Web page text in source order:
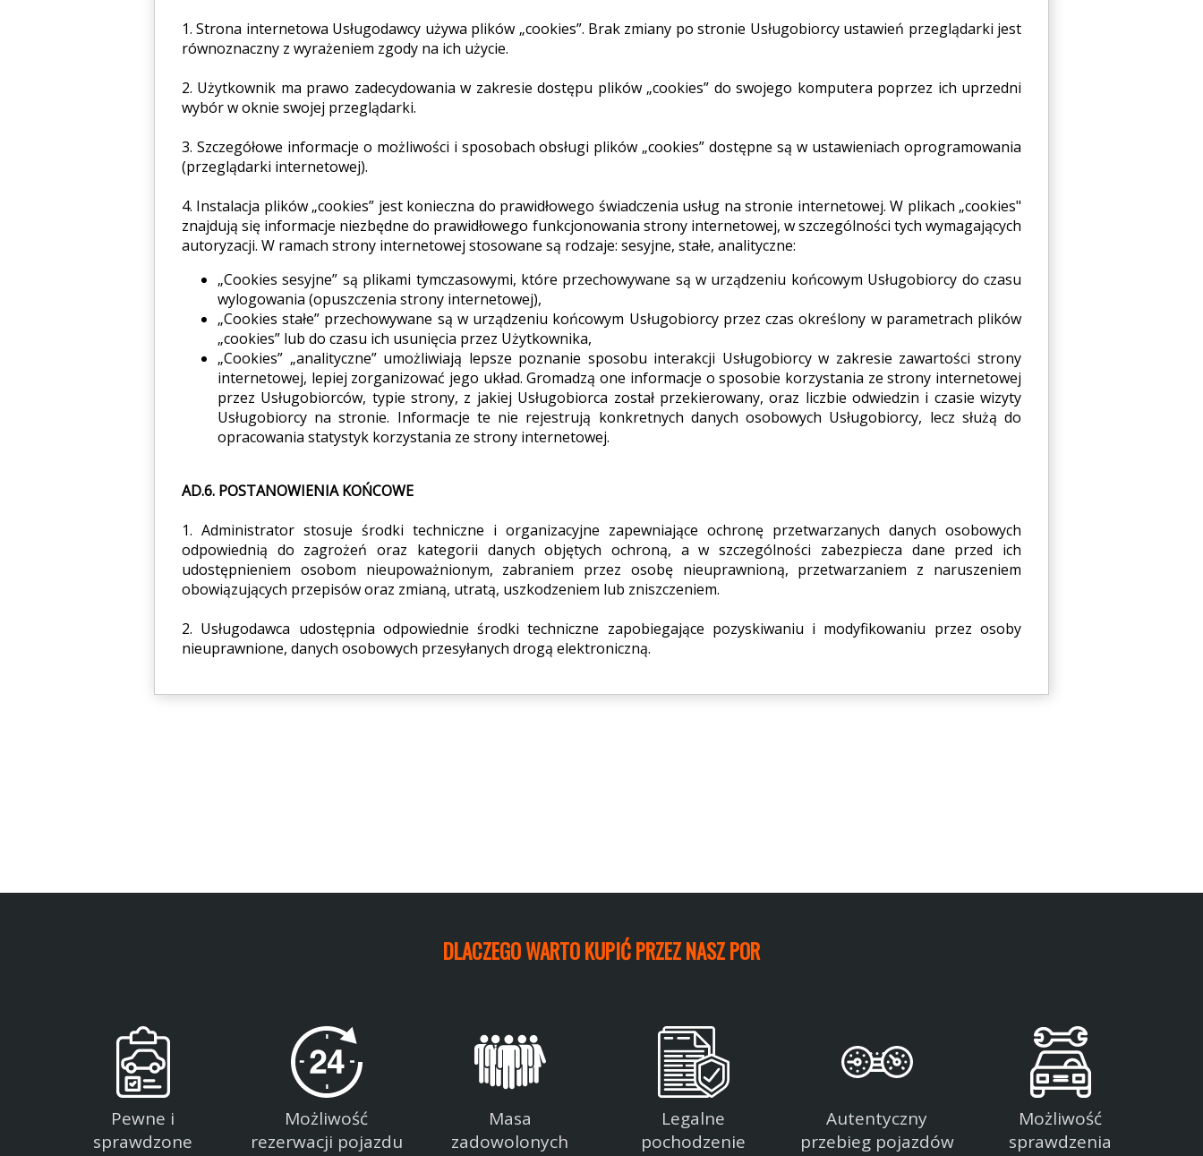
1. Strona internetowa Usługodawcy używa plików „cookies”. Brak zmiany po stronie Usługobiorcy ustawień przeglądarki jest
równoznaczny z wyrażeniem zgody na ich użycie.
2. Użytkownik ma prawo zadecydowania w zakresie dostępu plików „cookies” do swojego komputera poprzez ich uprzedni
wybór w oknie swojej przeglądarki.
3. Szczegółowe informacje o możliwości i sposobach obsługi plików „cookies” dostępne są w ustawieniach oprogramowania
(przeglądarki internetowej).
4. Instalacja plików „cookies” jest konieczna do prawidłowego świadczenia usług na stronie internetowej. W plikach „cookies"
znajdują się informacje niezbędne do prawidłowego funkcjonowania strony internetowej, w szczególności tych wymagających
autoryzacji. W ramach strony internetowej stosowane są rodzaje: sesyjne, stałe, analityczne:
„Cookies sesyjne” są plikami tymczasowymi, które przechowywane są w urządzeniu końcowym Usługobiorcy do czasu
wylogowania (opuszczenia strony internetowej),
„Cookies stałe” przechowywane są w urządzeniu końcowym Usługobiorcy przez czas określony w parametrach plików
„cookies” lub do czasu ich usunięcia przez Użytkownika,
„Cookies” „analityczne” umożliwiają lepsze poznanie sposobu interakcji Usługobiorcy w zakresie zawartości strony
internetowej, lepiej zorganizować jego układ. Gromadzą one informacje o sposobie korzystania ze strony internetowej
przez Usługobiorców, typie strony, z jakiej Usługobiorca został przekierowany, oraz liczbie odwiedzin i czasie wizyty
Usługobiorcy na stronie. Informacje te nie rejestrują konkretnych danych osobowych Usługobiorcy, lecz służą do
opracowania statystyk korzystania ze strony internetowej.
AD.6. POSTANOWIENIA KOŃCOWE
1. Administrator stosuje środki techniczne i organizacyjne zapewniające ochronę przetwarzanych danych osobowych
odpowiednią do zagrożeń oraz kategorii danych objętych ochroną, a w szczególności zabezpiecza dane przed ich
udostępnieniem osobom nieupoważnionym, zabraniem przez osobę nieuprawnioną, przetwarzaniem z naruszeniem
obowiązujących przepisów oraz zmianą, utratą, uszkodzeniem lub zniszczeniem.
2. Usługodawca udostępnia odpowiednie środki techniczne zapobiegające pozyskiwaniu i modyfikowaniu przez osoby
nieuprawnione, danych osobowych przesyłanych drogą elektroniczną.
DLACZEGO WARTO KUPIĆ PRZEZ NASZ PORTAL
Pewne i
sprawdzone
Możliwość
rezerwacji pojazdu
Masa
zadowolonych
Legalne
pochodzenie
Autentyczny
przebieg pojazdów
Możliwość
sprawdzenia